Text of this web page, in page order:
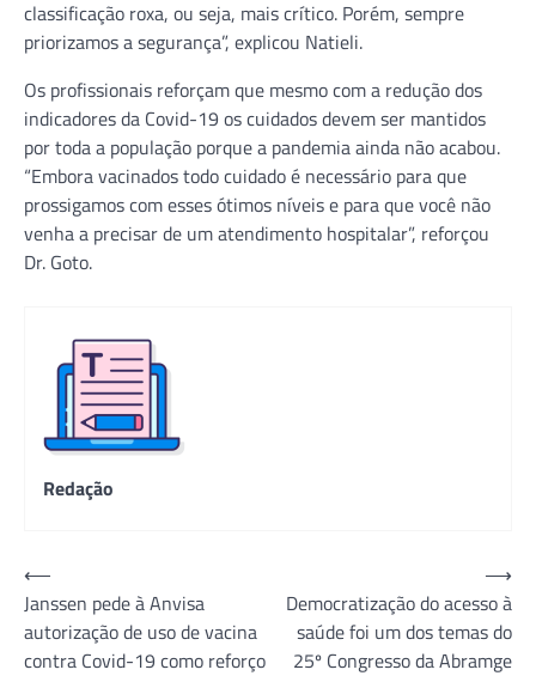
classificação roxa, ou seja, mais crítico. Porém, sempre
priorizamos a segurança”, explicou Natieli.
Os profissionais reforçam que mesmo com a redução dos
indicadores da Covid-19 os cuidados devem ser mantidos
por toda a população porque a pandemia ainda não acabou.
“Embora vacinados todo cuidado é necessário para que
prossigamos com esses ótimos níveis e para que você não
venha a precisar de um atendimento hospitalar”, reforçou
Dr. Goto.
Redação
Navegação
de
Post
⟵
Janssen pede à Anvisa
autorização de uso de vacina
contra Covid-19 como reforço
Democratização do acesso à
saúde foi um dos temas do
25º Congresso da Abramge
⟶